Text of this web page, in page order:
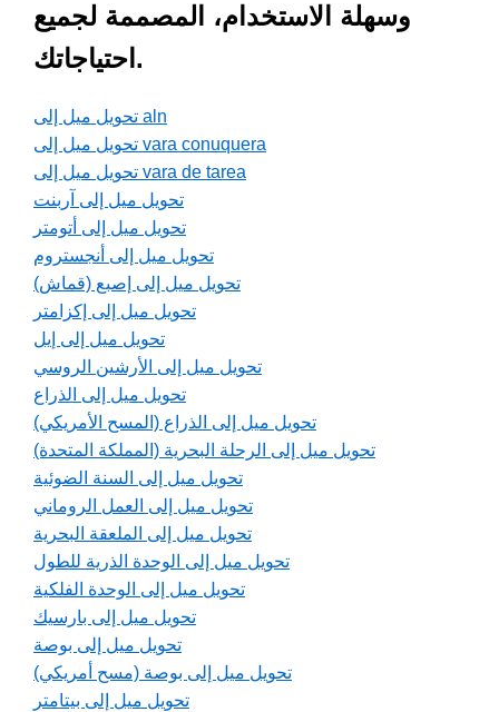
وسهلة الاستخدام، المصممة لجميع
احتياجاتك.
تحويل ميل إلى aln
تحويل ميل إلى vara conuquera
تحويل ميل إلى vara de tarea
تحويل ميل إلى آربنت
تحويل ميل إلى أتومتر
تحويل ميل إلى أنجستروم
تحويل ميل إلى إصبع (قماش)
تحويل ميل إلى إكزامتر
تحويل ميل إلى إيل
تحويل ميل إلى الأرشين الروسي
تحويل ميل إلى الذراع
تحويل ميل إلى الذراع (المسح الأمريكي)
تحويل ميل إلى الرحلة البحرية (المملكة المتحدة)
تحويل ميل إلى السنة الضوئية
تحويل ميل إلى العمل الروماني
تحويل ميل إلى الملعقة البحرية
تحويل ميل إلى الوحدة الذرية للطول
تحويل ميل إلى الوحدة الفلكية
تحويل ميل إلى بارسيك
تحويل ميل إلى بوصة
تحويل ميل إلى بوصة (مسح أمريكي)
تحويل ميل إلى بيتامتر